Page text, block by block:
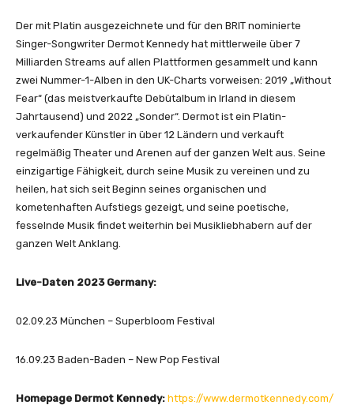
e
n
Der mit Platin ausgezeichnete und für den BRIT nominierte
Singer-Songwriter Dermot Kennedy hat mittlerweile über 7
Milliarden Streams auf allen Plattformen gesammelt und kann
zwei Nummer-1-Alben in den UK-Charts vorweisen: 2019 „Without
Fear“ (das meistverkaufte Debütalbum in Irland in diesem
Jahrtausend) und 2022 „Sonder“. Dermot ist ein Platin-
verkaufender Künstler in über 12 Ländern und verkauft
regelmäßig Theater und Arenen auf der ganzen Welt aus. Seine
einzigartige Fähigkeit, durch seine Musik zu vereinen und zu
heilen, hat sich seit Beginn seines organischen und
kometenhaften Aufstiegs gezeigt, und seine poetische,
fesselnde Musik findet weiterhin bei Musikliebhabern auf der
ganzen Welt Anklang.
Live-Daten 2023 Germany:
02.09.23 München – Superbloom Festival
16.09.23 Baden-Baden – New Pop Festival
Homepage Dermot Kennedy: https://www.dermotkennedy.com/